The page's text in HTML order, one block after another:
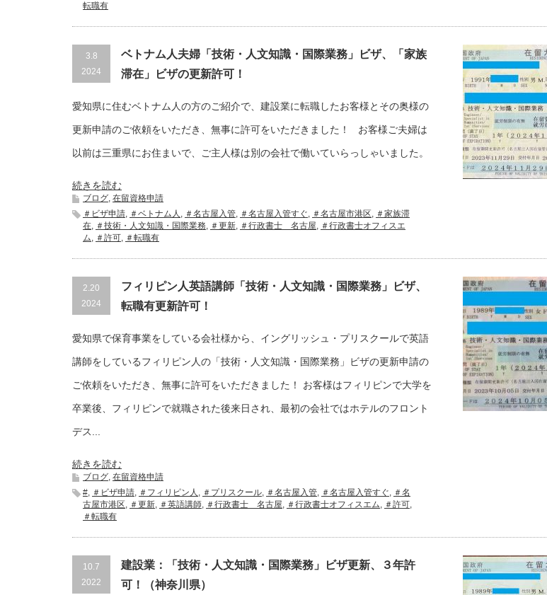
転職有
3.8
2024
ベトナム人夫婦「技術・人文知識・国際業務」ビザ、「家族
滞在」ビザの更新許可！
愛知県に住むベトナム人の方のご紹介で、建設業に転職したお客様とその奥様の
更新申請のご依頼をいただき、無事に許可をいただきました！ お客様ご夫婦は
以前は三重県にお住まいで、ご主人様は別の会社で働いていらっしゃいました。
続きを読む
ブログ, 在留資格申請
＃ビザ申請, ＃ベトナム人 , ＃名古屋入管, ＃名古屋入管すぐ, ＃名古屋市港区, ＃家族滞
在, ＃技術・人文知識・国際業務, ＃更新, ＃行政書士 名古屋, ＃行政書士オフィスエ
ム, ＃許可, ＃転職有
2.20
2024
フィリピン人英語講師「技術・人文知識・国際業務」ビザ、
転職有更新許可！
愛知県で保育事業をしている会社様から、イングリッシュ・プリスクールで英語
講師をしているフィリピン人の「技術・人文知識・国際業務」ビザの更新申請の
ご依頼をいただき、無事に許可をいただきました！ お客様はフィリピンで大学を
卒業後、フィリピンで就職された後来日され、最初の会社ではホテルのフロント
デス...
続きを読む
ブログ, 在留資格申請
#, ＃ビザ申請, ＃フィリピン人 , ＃プリスクール, ＃名古屋入管, ＃名古屋入管すぐ, ＃名
古屋市港区, ＃更新, ＃英語講師, ＃行政書士 名古屋, ＃行政書士オフィスエム, ＃許可,
＃転職有
10.7
2022
建設業：「技術・人文知識・国際業務」ビザ更新、３年許
可！（神奈川県）